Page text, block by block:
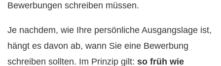
Bewerbungen schreiben müssen.
Je nachdem, wie Ihre persönliche Ausgangslage ist,
hängt es davon ab, wann Sie eine Bewerbung
schreiben sollten. Im Prinzip gilt: so früh wie